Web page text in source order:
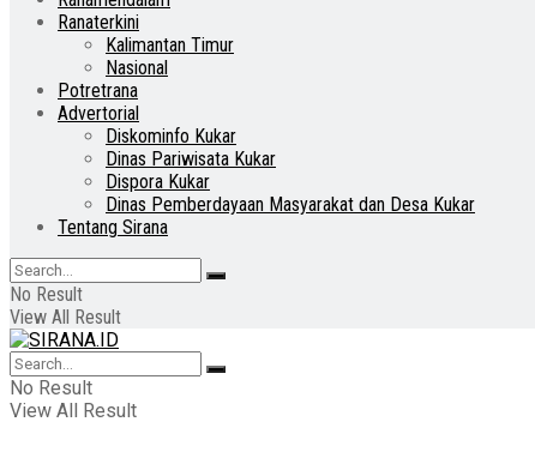
Ranaterkini
Kalimantan Timur
Nasional
Potretrana
Advertorial
Diskominfo Kukar
Dinas Pariwisata Kukar
Dispora Kukar
Dinas Pemberdayaan Masyarakat dan Desa Kukar
Tentang Sirana
No Result
View All Result
No Result
View All Result